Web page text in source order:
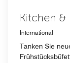
Kitchen &
International
Tanken Sie